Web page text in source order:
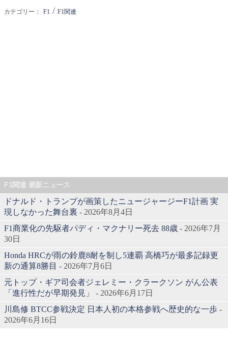
カテゴリー： F1 / F1関連
F1関連 最新ニュース
ドナルド・トランプが画策したニュージャージーF1計画 実
現しなかった舞台裏 - 2026年8月4日
F1商業化の先駆者パディ・マクナリー死去 88歳 - 2026年7月
30日
Honda HRCが雨の鈴鹿8耐を制し5連覇 高橋巧が最多記録更
新の通算8勝目 - 2026年7月6日
元トップ・ギア司会者ジェレミー・クラークソン がん公表
「進行性だが早期発見」
- 2026年6月17日
川島修 BTCC参戦決定 日本人初の本格参戦へ歴史的な一歩 -
2026年6月16日